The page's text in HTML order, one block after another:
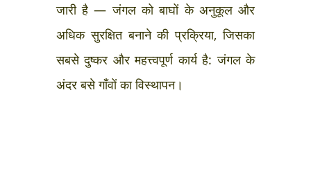
जारी है — जंगल को बाघों के अनुकूल और
अधिक सुरक्षित बनाने की प्रक्रिया, जिसका
सबसे दुष्कर और महत्त्वपूर्ण कार्य है: जंगल के
अंदर बसे गाँवों का विस्थापन।